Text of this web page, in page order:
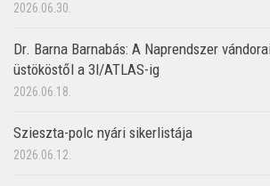
2026.06.30.
Dr. Barna Barnabás: A Naprendszer
üstököstől a 3I/ATLAS-ig
2026.06.18.
Szieszta-polc nyári sikerlistája
2026.06.12.